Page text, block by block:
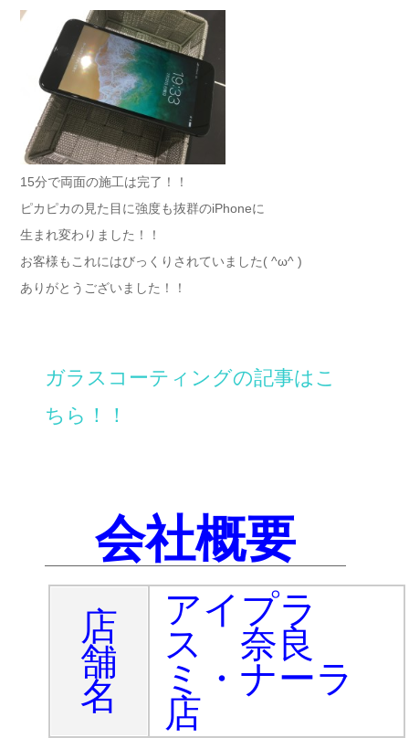
15分で両面の施工は完了！！
ピカピカの見た目に強度も抜群のiPhoneに
生まれ変わりました！！
お客様もこれにはびっくりされていました( ^ω^ )
ありがとうございました！！
ガラスコーティングの記事はこ
ちら！！
会社概要
店
舗
名
アイプラ
ス 奈良
ミ・ナーラ
店